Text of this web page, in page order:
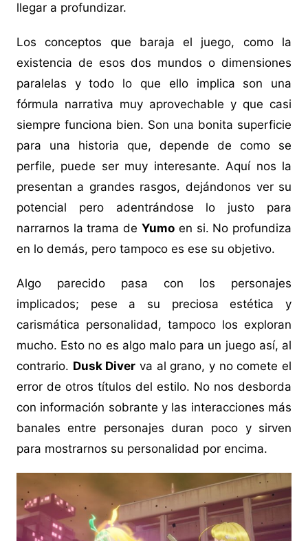
llegar a profundizar.
Los conceptos que baraja el juego, como la
existencia de esos dos mundos o dimensiones
paralelas y todo lo que ello implica son una
fórmula narrativa muy aprovechable y que casi
siempre funciona bien. Son una bonita superficie
para una historia que, depende de como se
perfile, puede ser muy interesante. Aquí nos la
presentan a grandes rasgos, dejándonos ver su
potencial pero adentrándose lo justo para
narrarnos la trama de Yumo en si. No profundiza
en lo demás, pero tampoco es ese su objetivo.
Algo parecido pasa con los personajes
implicados; pese a su preciosa estética y
carismática personalidad, tampoco los exploran
mucho. Esto no es algo malo para un juego así, al
contrario. Dusk Diver va al grano, y no comete el
error de otros títulos del estilo. No nos desborda
con información sobrante y las interacciones más
banales entre personajes duran poco y sirven
para mostrarnos su personalidad por encima.